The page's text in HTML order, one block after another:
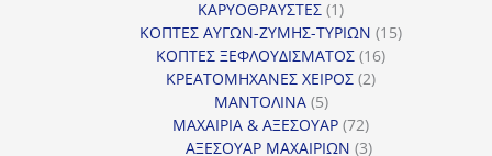
ΚΑΡΥΟΘΡΑΥΣΤΕΣ 11
προϊόν
ΚΟΠΤΕΣ ΑΥΓΩΝ-ΖΥΜΗΣ-ΤΥΡΙΩΝ 1515
ΚΟΠΤΕΣ ΞΕΦΛΟΥΔΙΣΜΑΤΟΣ 1616
ΚΡΕΑΤΟΜΗΧΑΝΕΣ ΧΕΙΡΟΣ 22
ΜΑΝΤΟΛΙΝΑ 55
προϊόντα
ΜΑΧΑΙΡΙΑ & ΑΞΕΣΟΥΑΡ 7272
προϊόντα
ΑΞΕΣΟΥΑΡ ΜΑΧΑΙΡΙΩΝ 33